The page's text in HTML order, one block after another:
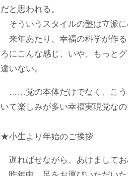
だと思われる。
そういうスタイルの塾は立派に
来年あたり、幸福の科学が作
ろにこんな感じ、いや、もっと
違いない。
……党の本体だけでなく、こう
いて楽しみが多い幸福実現党なの
★小生より年始のご挨拶
遅ればせながら、あけましてお